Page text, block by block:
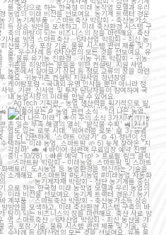
[훑어보는
농업 관련 소식 : "더 나은 농업,
더 나은 미래"]
이...
15 5